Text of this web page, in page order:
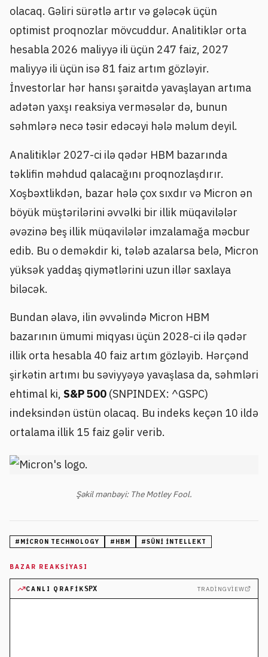
olacaq. Gəliri sürətlə artır və gələcək üçün
optimist proqnozlar mövcuddur. Analitiklər orta
hesabla 2026 maliyyə ili üçün 247 faiz, 2027
maliyyə ili üçün isə 81 faiz artım gözləyir.
İnvestorlar hər hansı şəraitdə yavaşlayan artıma
adətən yaxşı reaksiya verməsələr də, bunun
səhmlərə necə təsir edəcəyi hələ məlum deyil.
Analitiklər 2027-ci ilə qədər HBM bazarında
təklifin məhdud qalacağını proqnozlaşdırır.
Xoşbəxtlikdən, bazar hələ çox sıxdır və Micron ən
böyük müştərilərini əvvəlki bir illik müqavilələr
əvəzinə beş illik müqavilələr imzalamağa məcbur
edib. Bu o deməkdir ki, tələb azalarsa belə, Micron
yüksək yaddaş qiymətlərini uzun illər saxlaya
biləcək.
Bundan əlavə, ilin əvvəlində Micron HBM
bazarının ümumi miqyası üçün 2028-ci ilə qədər
illik orta hesabla 40 faiz artım gözləyib. Hərçənd
şirkətin artımı bu səviyyəyə yavaşlasa da, səhmləri
ehtimal ki, S&P 500 (SNPINDEX: ^GSPC)
indeksindən üstün olacaq. Bu indeks keçən 10 ildə
ortalama illik 15 faiz gəlir verib.
Şəkil mənbəyi: The Motley Fool.
# MICRON TECHNOLOGY # HBM #SÜNI INTELLEKT
BAZAR REAKSIYASI
CANLI QRAFIKSPX TRADINGVIEW